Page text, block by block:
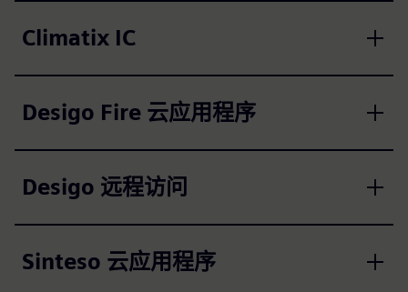
Climatix IC
Desigo Fire 云应用程序
Desigo 远程访问
Sinteso 云应用程序